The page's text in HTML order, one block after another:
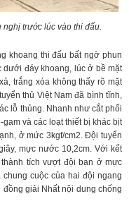
nghị trước lúc vào thi đấu.
khoang thi đấu bất ngờ phun
đáy khoang, lúc ở bề mặt
trắng xóa không thấy rõ mặt
thủ Việt Nam đã bình tĩnh,
lỗ thủng. Nhanh như cắt phối
và các loạt thiết bị khác bịt
ở mức 3kgf/cm2. Đội tuyển
mực nước 10,2cm. Với kết
tích vượt đội bạn ở mực
cuộc của hai đội ngang
giải Nhất nội dung chống